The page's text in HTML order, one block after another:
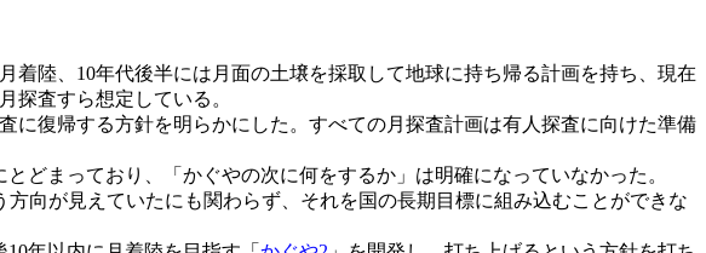
陸、10年代後半には月面の土壌を採取して地球に持ち帰る計画を持ち、現在
探査すら想定している。
復帰する方針を明らかにした。すべての月探査計画は有人探査に向けた準備
どまっており、「かぐやの次に何をするか」は明確になっていなかった。
向が見えていたにも関わらず、それを国の長期目標に組み込むことができな